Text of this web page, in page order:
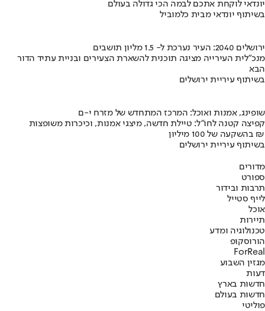
יונדאי לוקחת אתכם לבמה הכי גדולה בעולם
בשיתוף יונדאי מבית כלמוביל
ירושלים 2040: העיר נערכת ל- 1.5 מליון תושבים
מנכ"לית העירייה מציגה תוכנית להשארת הצעירים ובניית עתיד הדור
הבא
בשיתוף עיריית ירושלים
שופינג, אמנות ואוכל: המרכז המתחדש של מזרח י-ם
קפיצה קטנה לחו"ל: טיילת חדשה, מיצגי אמנות, וכיכרות משופצות
בהשקעה של 100 מיליון ₪
בשיתוף עיריית ירושלים
מדורים
ספורט
תרבות ובידור
לייף סטייל
אוכל
תיירות
טכנולוגיה ומדע
הורוסקופ
ForReal
מגזין השבוע
דעות
חדשות בארץ
חדשות בעולם
פוליטי